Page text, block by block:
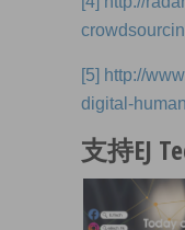
[5]
http://
digital-
支持EJ